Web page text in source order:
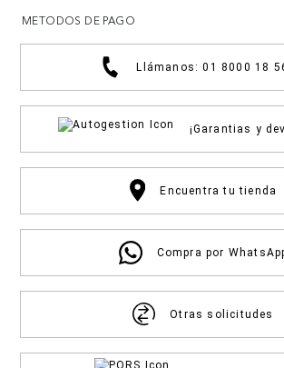
METODOS DE PAGO
Llámanos: 01 8000 18
¡Garantias y
Encuentra tu tienda
Compra por
Otras solicitudes